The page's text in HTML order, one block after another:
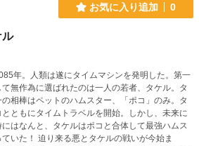
お気に入り追加 0
ル
年。人類は遂にタイムマシンを発明した。第一
無作為に選ばれたのは一人の若者、タケル。タ
相棒はペットのハムスター、「ポコ」のみ。タ
ともにタイムトラベルを開始。しかし、未来に
はなんと、タケルはポコと合体して最強ハムス
タケルの戦いが今始ま